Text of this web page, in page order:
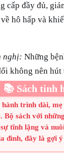
cấp đầy đủ,
hô hấp và
nghị: Những
không nên hút
📚 Sách tinh
trình dài,
Bộ sách với
tĩnh lặng và
đình, đây là gợi ý